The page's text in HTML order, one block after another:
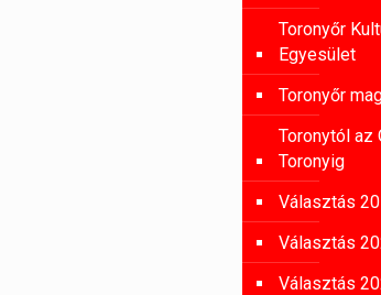
Toronyőr
Egyesület
Toronyőr
Toronytól az
Toronyig
Választás
Választás
Választás